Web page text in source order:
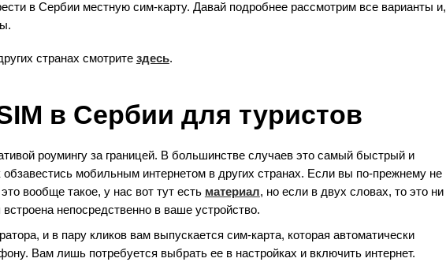
в Сербии местную сим-карту. Давай подробнее рассмотрим все варианты и,
странах смотрите здесь.
в Сербии для туристов
роумингу за границей. В большинстве случаев это самый быстрый и
обзавестись мобильным интернетом в других странах. Если вы по-прежнему не
вообще такое, у нас вот тут есть материал, но если в двух словах, то это ни
непосредственно в ваше устройство.
и в пару кликов вам выпускается сим-карта, которая автоматически
Вам лишь потребуется выбрать ее в настройках и включить интернет.